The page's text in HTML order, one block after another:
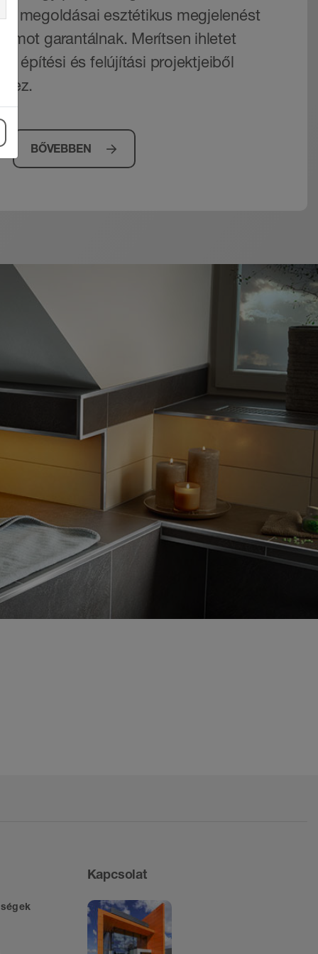
megoldásai esztétikus megjelenést
garantálnak. Merítsen ihletet
építési és felújítási projektjeiből
BŐVEBBEN
Kapcsolat